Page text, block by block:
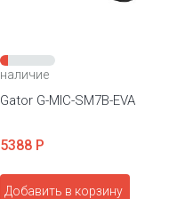
наличие
Gator G-MIC-SM7B-EVA
5388 Р
Добавить в корзину